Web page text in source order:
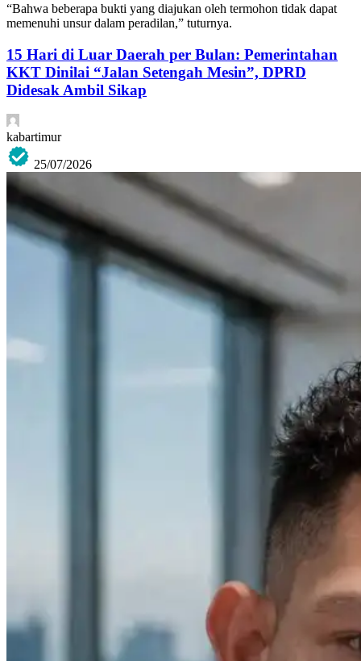
“Bahwa beberapa bukti yang diajukan oleh termohon tidak dapat
memenuhi unsur dalam peradilan,” tuturnya.
15 Hari di Luar Daerah per Bulan: Pemerintahan
KKT Dinilai “Jalan Setengah Mesin”, DPRD
Didesak Ambil Sikap
kabartimur
25/07/2026